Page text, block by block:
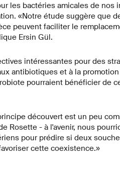
les bactéries amicales de nos
«Notre étude suggère que
peuvent faciliter le
Ersin Gül.
intéressantes pour des
antibiotiques et à la
pourraient bénéficier de
découvert est un peu
Rosette - à l'avenir, nous
pour prédire si deux
cette coexistence.»